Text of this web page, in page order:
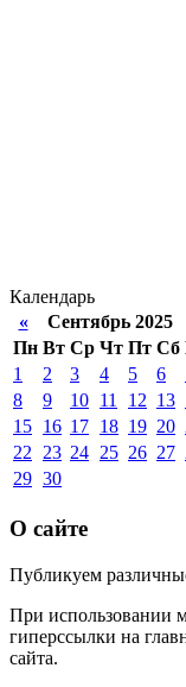
Календарь
«Сентябрь 2025
Пн Вт Ср Чт Пт Сб
1
2 3 4 5 6
8
9 10 11 12 13
15 16 17 18 19 20
22
23 24 25 26 27
29 30
О сайте
Публикуем
При использовании
гиперссылки на
сайта.